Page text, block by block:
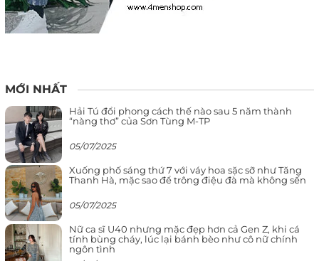
MỚI NHẤT
Hải Tú đổi phong cách thế nào sau 5 năm thành
“nàng thơ” của Sơn Tùng M-TP
05/07/2025
Xuống phố sáng thứ 7 với váy hoa sặc sỡ như Tăng
Thanh Hà, mặc sao để trông điệu đà mà không sến
05/07/2025
Nữ ca sĩ U40 nhưng mặc đẹp hơn cả Gen Z, khi cá
tính bùng cháy, lúc lại bánh bèo như cô nữ chính
ngôn tình